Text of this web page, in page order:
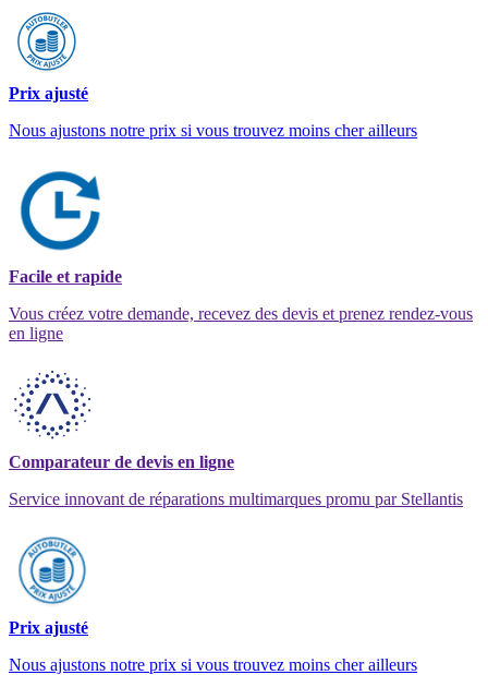
Prix ajusté
Nous ajustons notre prix si vous trouvez moins cher ailleurs
Facile et rapide
Vous créez votre demande, recevez des devis et prenez rendez-vous
en ligne
Comparateur de devis en ligne
Service innovant de réparations multimarques promu par Stellantis
Prix ajusté
Nous ajustons notre prix si vous trouvez moins cher ailleurs